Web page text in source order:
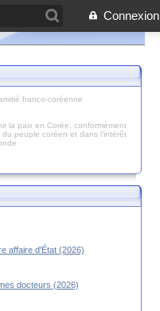
Connexion
franco-coréenne
la paix en Corée, conformément
peuple coréen et dans l’intérêt
affaire d'État (2026)
docteurs (2026)